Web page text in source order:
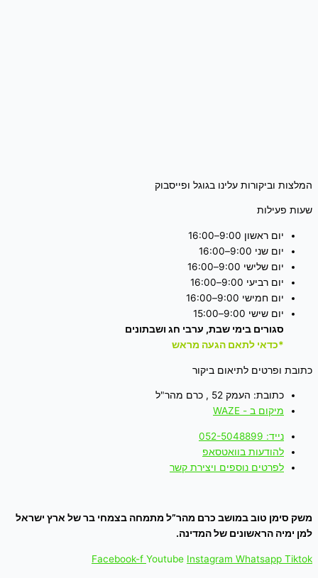
המלצות וביקורות עלינו בגוגל ופייסבוק
שעות פעילות
יום ראשון 9:00–16:00
יום שני 9:00–16:00
יום שלישי 9:00–16:00
יום רביעי 9:00–16:00
יום חמישי 9:00–16:00
יום שישי 9:00–15:00
סגורים בימי שבת, ערבי חג ושבתונים
*כדאי לתאם הגעה מראש
כתובת ופרטים לתיאום ביקור
כתובת: העמק 52 , כרם מהר"ל
מיקום ב - WAZE
נייד: 052-5048899
להודעות בוואטסאפ
לפרטים נוספים ויצירת קשר
משק סימן טוב במושב כרם מהר”ל מתמחה בצמחי בר של ארץ ישראל
למן ימיה הראשונים של המדינה.
Facebook-f Youtube Instagram Whatsapp Tiktok